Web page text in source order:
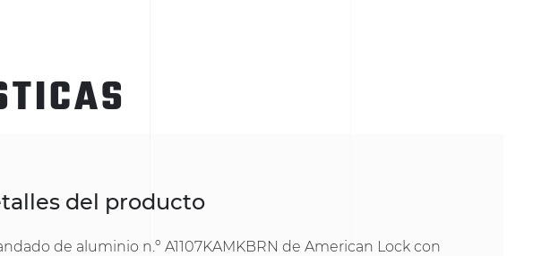
del producto
de aluminio n.º A1107KAMKBRN de American Lock con